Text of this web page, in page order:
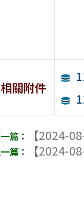
相關附件
【2024-
【2024-